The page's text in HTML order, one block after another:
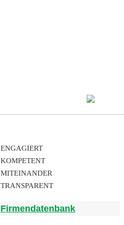
ENGAGIERT
KOMPETENT
MITEINANDER
TRANSPARENT
Firmendatenbank